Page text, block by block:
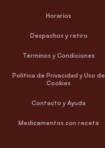
Horarios
Despachos y retiro
Términos y Condiciones
Política de Privacidad y Uso de
Cookies
Contacto y Ayuda
Medicamentos con receta